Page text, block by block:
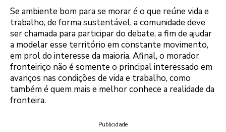
Se ambiente bom para se morar é o que reúne vida e
trabalho, de forma sustentável, a comunidade deve
ser chamada para participar do debate, a fim de ajudar
a modelar esse território em constante movimento,
em prol do interesse da maioria. Afinal, o morador
fronteiriço não é somente o principal interessado em
avanços nas condições de vida e trabalho, como
também é quem mais e melhor conhece a realidade da
fronteira.
Publicidade